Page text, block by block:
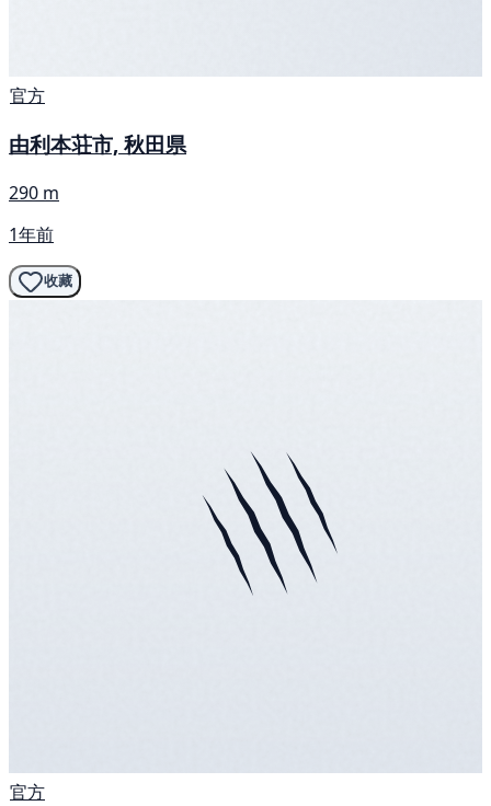
官方
由利本荘市, 秋田県
290 m
1年前
收藏
官方